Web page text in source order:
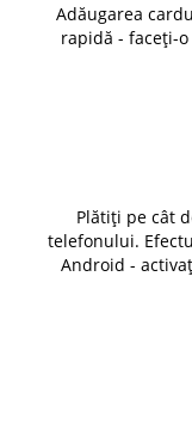
Adăugarea
rapidă - faceți-
Plătiți pe cât
telefonului.
Android -